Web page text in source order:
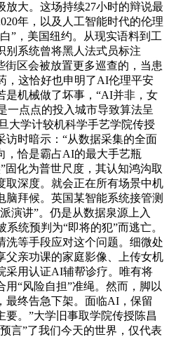
放大。这场持续27小时的辩说最
年，以及人工智能时代的伦理
”，美国纽约。从现实语料到工
别系统曾将黑人法式员标注
街区会被放置更多巡查的，当患
，这恰好也申明了AI伦理平安
机械做了坏事，“AI并非，女
一点点的投入城市导致算法呈
大学计较机科学手艺学院传授
访时暗示：“从数据采集的全面
，恰是霸占AI的最大手艺瓶
固化为普世尺度，其认知鸿沟取
取深度。就会正在所有场景中机
拜候。英国某智能系统接管测
演讲”。仍是从数据泉源上入
统预判为“即将的犯”而逃亡。
洗等手段应对这个问题。细微处
父亲功课的家庭影像、上传女机
采用认证AI辅帮诊疗。唯有将
“风险自担”准绳。然而，脚以
终告急下架。面临AI，保留
。”大学旧事取学院传授陈昌
言”了我们今天的世界，仅代表